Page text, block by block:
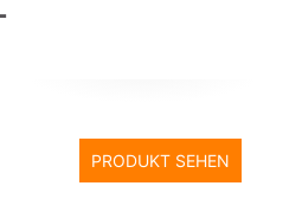
PRODUKT SEHEN